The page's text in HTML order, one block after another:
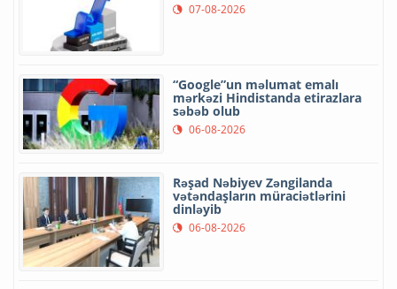
07-08-2026
“Google”un məlumat emalı
mərkəzi Hindistanda etirazlara
səbəb olub
06-08-2026
Rəşad Nəbiyev Zəngilanda
vətəndaşların müraciətlərini
dinləyib
06-08-2026